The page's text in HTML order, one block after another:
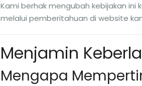
Kami berhak mengubah kebijakan
melalui pemberitahuan di website
Menjamin
Mengapa